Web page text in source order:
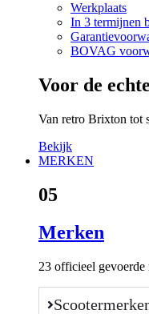
Werkplaats
In 3 termijnen
BOVAG
Voor de
Van retro Brixton tot
Bekijk
MERKEN
05
Merken
23 officieel